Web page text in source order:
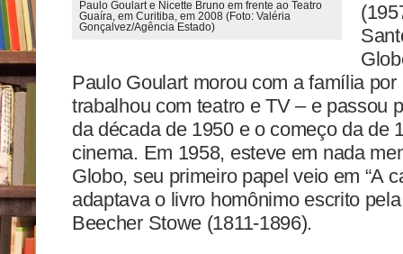
Paulo Goulart e Nicette Bruno em frente ao Teatro
Guaíra, em Curitiba, em 2008 (Foto: Valéria
Gonçalvez/Agência Estado)
Paulo Goulart morou com a família
trabalhou com teatro e TV – e passou
da década de 1950 e o começo da de
cinema. Em 1958, esteve em nada
Globo, seu primeiro papel veio em “A
adaptava o livro homônimo escrito
Beecher Stowe (1811-1896).